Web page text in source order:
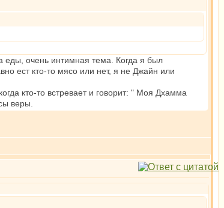
очень интимная тема. Когда я был
ест кто-то мясо или нет, я не Джайн или
кто-то встревает и говорит: " Моя Дхамма
веры.